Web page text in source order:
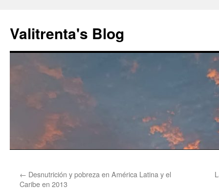
contenido
Valitrenta's Blog
← Desnutrición y pobreza en América Latina y el
Caribe en 2013